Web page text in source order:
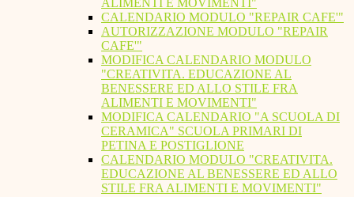
ALIMENTI E MOVIMENTI"
CALENDARIO MODULO "REPAIR CAFE'"
AUTORIZZAZIONE MODULO "REPAIR
CAFE'"
MODIFICA CALENDARIO MODULO
"CREATIVITA. EDUCAZIONE AL
BENESSERE ED ALLO STILE FRA
ALIMENTI E MOVIMENTI"
MODIFICA CALENDARIO "A SCUOLA DI
CERAMICA" SCUOLA PRIMARI DI
PETINA E POSTIGLIONE
CALENDARIO MODULO "CREATIVITA.
EDUCAZIONE AL BENESSERE ED ALLO
STILE FRA ALIMENTI E MOVIMENTI"